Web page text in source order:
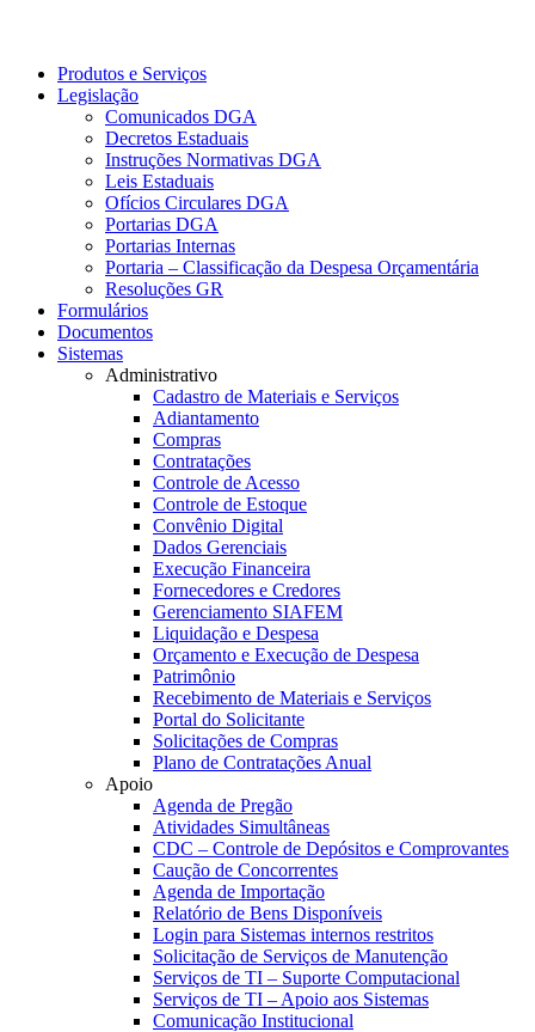
Produtos e Serviços
Legislação
Comunicados DGA
Decretos Estaduais
Instruções Normativas DGA
Leis Estaduais
Ofícios Circulares DGA
Portarias DGA
Portarias Internas
Portaria – Classificação da Despesa Orçamentária
Resoluções GR
Formulários
Documentos
Sistemas
Administrativo
Cadastro de Materiais e Serviços
Adiantamento
Compras
Contratações
Controle de Acesso
Controle de Estoque
Convênio Digital
Dados Gerenciais
Execução Financeira
Fornecedores e Credores
Gerenciamento SIAFEM
Liquidação e Despesa
Orçamento e Execução de Despesa
Patrimônio
Recebimento de Materiais e Serviços
Portal do Solicitante
Solicitações de Compras
Plano de Contratações Anual
Apoio
Agenda de Pregão
Atividades Simultâneas
CDC – Controle de Depósitos e Comprovantes
Caução de Concorrentes
Agenda de Importação
Relatório de Bens Disponíveis
Login para Sistemas internos restritos
Solicitação de Serviços de Manutenção
Serviços de TI – Suporte Computacional
Serviços de TI – Apoio aos Sistemas
Comunicação Institucional